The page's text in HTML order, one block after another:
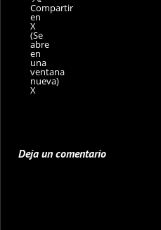
Compartir
en
X
(Se
abre
en
una
ventana
nueva)
X
Deja un comentario